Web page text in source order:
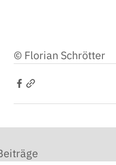
© Florian Schrötter